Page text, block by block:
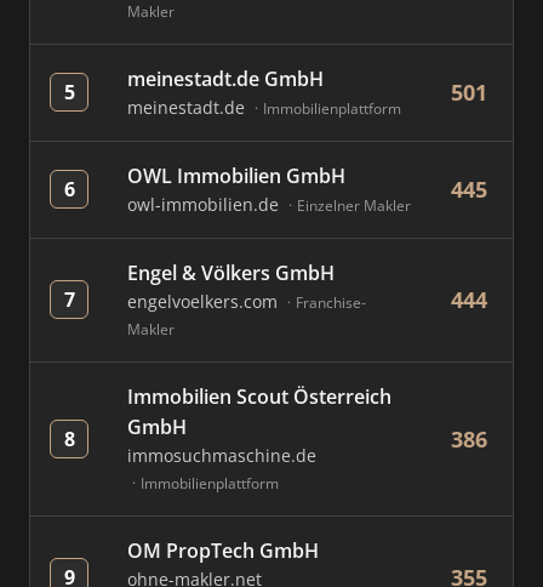
Makler
5 meinestadt.de GmbH
meinestadt.de Immobilienplattform
501
6 OWL Immobilien GmbH
owl-immobilien.de Einzelner Makler
445
7
Engel & Völkers GmbH
engelvoelkers.com
Franchise-
Makler
444
8
Immobilien Scout Österreich
GmbH
immosuchmaschine.de
Immobilienplattform
386
9
OM PropTech GmbH
ohne-makler.net 355